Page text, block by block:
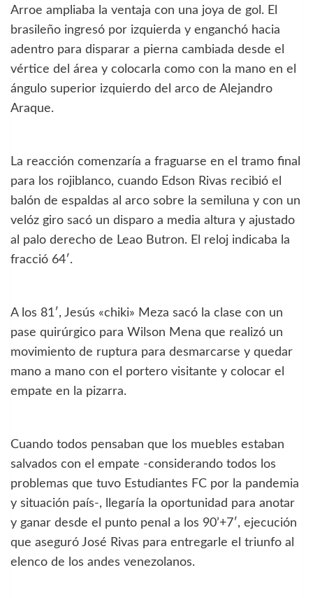
Arroe ampliaba la ventaja con una joya de gol. El
brasileño ingresó por izquierda y enganchó hacia
adentro para disparar a pierna cambiada desde el
vértice del área y colocarla como con la mano en el
ángulo superior izquierdo del arco de Alejandro
Araque.
La reacción comenzaría a fraguarse en el tramo final
para los rojiblanco, cuando Edson Rivas recibió el
balón de espaldas al arco sobre la semiluna y con un
velóz giro sacó un disparo a media altura y ajustado
al palo derecho de Leao Butron. El reloj indicaba la
fracció 64′.
A los 81′, Jesús «chiki» Meza sacó la clase con un
pase quirúrgico para Wilson Mena que realizó un
movimiento de ruptura para desmarcarse y quedar
mano a mano con el portero visitante y colocar el
empate en la pizarra.
Cuando todos pensaban que los muebles estaban
salvados con el empate -considerando todos los
problemas que tuvo Estudiantes FC por la pandemia
y situación país-, llegaría la oportunidad para anotar
y ganar desde el punto penal a los 90’+7′, ejecución
que aseguró José Rivas para entregarle el triunfo al
elenco de los andes venezolanos.